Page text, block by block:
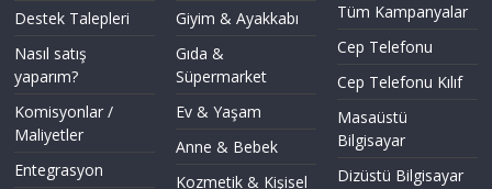
Destek Talepleri
Nasıl satış
yaparım?
Komisyonlar /
Maliyetler
Entegrasyon
Giyim & Ayakkabı
Gıda &
Süpermarket
Ev & Yaşam
Anne & Bebek
Kozmetik & Kişisel
Tüm Kampanyalar
Cep Telefonu
Cep Telefonu Kılıf
Masaüstü
Bilgisayar
Dizüstü Bilgisayar